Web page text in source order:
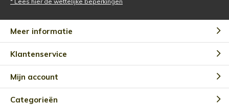
Meer informatie
Klantenservice
Mijn account
Categorieën